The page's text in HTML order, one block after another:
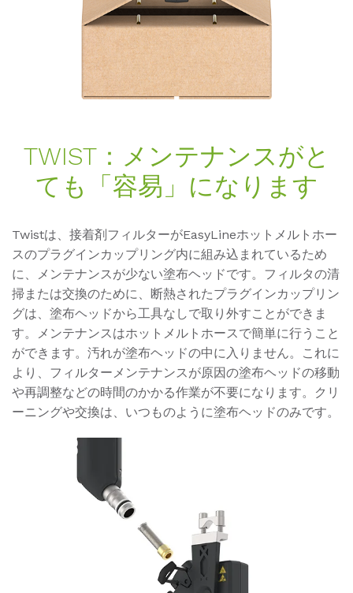
TWIST：メンテナンスがと
ても「容易」になります
Twistは、接着剤フィルターがEasyLineホットメルトホー
スのプラグインカップリング内に組み込まれているため
に、メンテナンスが少ない塗布ヘッドです。フィルタの清
掃または交換のために、断熱されたプラグインカップリン
グは、塗布ヘッドから工具なしで取り外すことができま
す。メンテナンスはホットメルトホースで簡単に行うこと
ができます。汚れが塗布ヘッドの中に入りません。これに
より、フィルターメンテナンスが原因の塗布ヘッドの移動
や再調整などの時間のかかる作業が不要になります。クリ
ーニングや交換は、いつものように塗布ヘッドのみです。